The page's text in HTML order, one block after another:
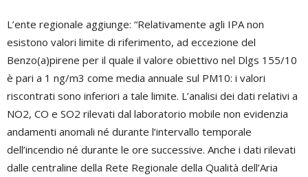
L’ente regionale aggiunge: “Relativamente agli IPA non
esistono valori limite di riferimento, ad eccezione del
Benzo(a)pirene per il quale il valore obiettivo nel Dlgs 155/10
è pari a 1 ng/m3 come media annuale sul PM10: i valori
riscontrati sono inferiori a tale limite. L’analisi dei dati relativi a
NO2, CO e SO2 rilevati dal laboratorio mobile non evidenzia
andamenti anomali né durante l’intervallo temporale
dell’incendio né durante le ore successive. Anche i dati rilevati
dalle centraline della Rete Regionale della Qualità dell’Aria